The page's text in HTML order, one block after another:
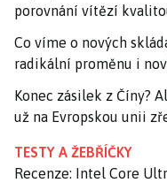
porovnání vítězí
Co víme o nových
radikální proměnu i
Konec zásilek z Číny?
už na Evropskou unii
TESTY A ŽEBŘÍČKY
Recenze: Intel Core